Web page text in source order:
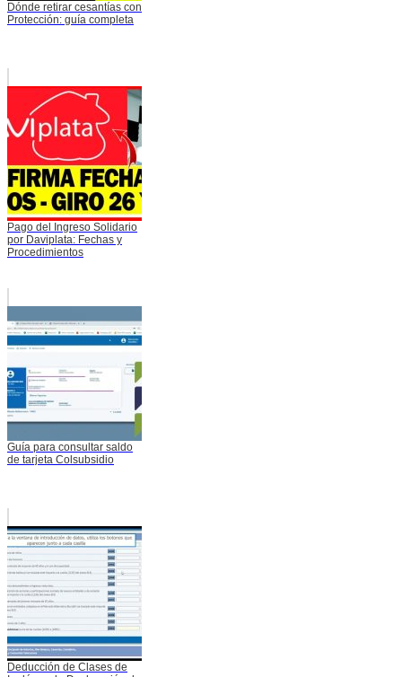
Dónde retirar cesantías con
Protección: guía completa
Pago del Ingreso Solidario
por Daviplata: Fechas y
Procedimientos
Guía para consultar saldo
de tarjeta Colsubsidio
Deducción de Clases de